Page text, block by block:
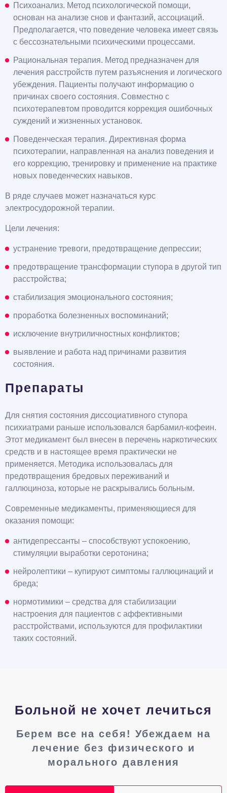
Психоанализ. Метод психологической помощи,
основан на анализе снов и фантазий, ассоциаций.
Предполагается, что поведение человека имеет связь
с бессознательными психическими процессами.
Рациональная терапия. Метод предназначен для
лечения расстройств путем разъяснения и логического
убеждения. Пациенты получают информацию о
причинах своего состояния. Совместно с
психотерапевтом проводится коррекция ошибочных
суждений и жизненных установок.
Поведенческая терапия. Директивная форма
психотерапии, направленная на анализ поведения и
его коррекцию, тренировку и применение на практике
новых поведенческих навыков.
В ряде случаев может назначаться курс
электросудорожной терапии.
Цели лечения:
устранение тревоги, предотвращение депрессии;
предотвращение трансформации ступора в другой тип
расстройства;
стабилизация эмоционального состояния;
проработка болезненных воспоминаний;
исключение внутриличностных конфликтов;
выявление и работа над причинами развития
состояния.
Препараты
Для снятия состояния диссоциативного ступора
психиатрами раньше использовался барбамил-кофеин.
Этот медикамент был внесен в перечень наркотических
средств и в настоящее время практически не
применяется. Методика использовалась для
предотвращения бредовых переживаний и
галлюциноза, которые не раскрывались больным.
Современные медикаменты, применяющиеся для
оказания помощи:
антидепрессанты – способствуют успокоению,
стимуляции выработки серотонина;
нейролептики – купируют симптомы галлюцинаций и
бреда;
нормотимики – средства для стабилизации
настроения для пациентов с аффективными
расстройствами, используются для профилактики
таких состояний.
Больной не хочет лечиться
Берем все на себя! Убеждаем на
лечение без физического и
морального давления